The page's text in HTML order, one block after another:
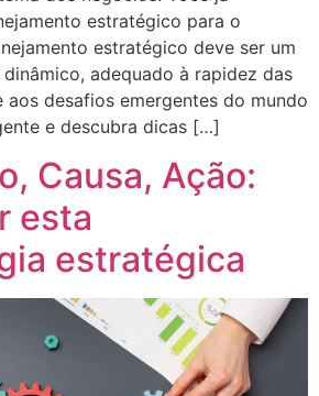
estratégico para o
estratégico deve ser um
adequado à rapidez das
aos desafios emergentes do mundo
e descubra dicas […]
Causa, Ação:
esta
estratégica